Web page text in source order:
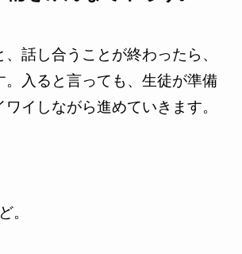
話し合うことが終わったら、
。入ると言っても、生徒が準備
イしながら進めていきます。
。